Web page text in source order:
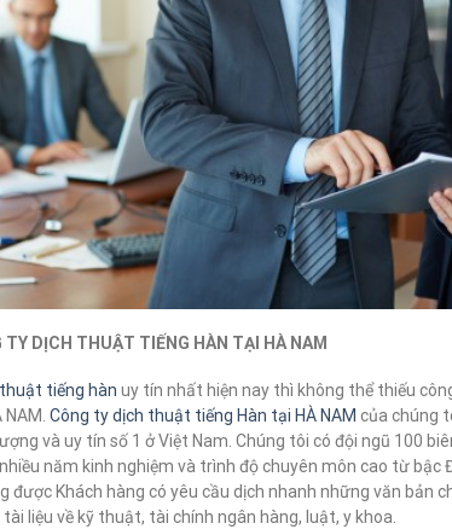
TY DỊCH THUẬT TIẾNG HÀN TẠI HÀ NAM
tiếng hàn uy tín nhất hiện nay thì không thể thiếu
Công ty dịch thuật tiếng Hàn tại HÀ NAM của chúng
và uy tín số 1 ở Việt Nam. Chúng tôi có đội ngũ 100
năm kinh nghiệm và trình độ chuyên môn cao từ bậc
được Khách hàng có yêu cầu dịch nhanh những văn bản
liệu về kỹ thuật, tài chính ngân hàng, luật, y khoa.